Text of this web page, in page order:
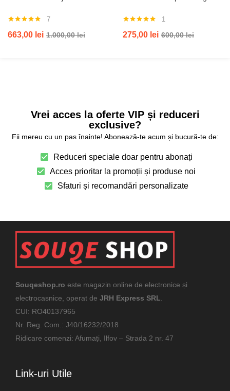
5.00din 5
7
663,00 lei 1.000,00lei
5.00din 5
1
275,00 lei 600,00lei
Vrei acces la oferte VIP și reduceri
exclusive?
Fii mereu cu un pas înainte! Abonează-te acum și bucură-te de:
Reduceri speciale doar pentru abonați
Acces prioritar la promoții și produse noi
Sfaturi și recomandări personalizate
Souqeshop.ro este magazin online de electronice și
electrocasnice, operat de JRH Express SRL
CUI: RO40137965
Nr. Reg. Com.: J40/16232/2018
Ridicare comenzi: Afumați, Ilfov – Strada 2 nr. 47
Link-uri Utile